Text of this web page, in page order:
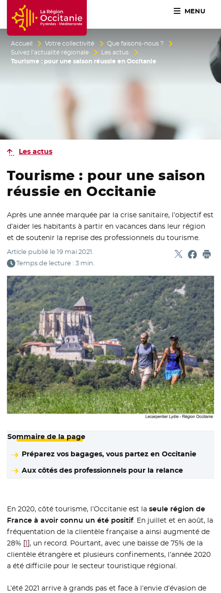
Accueil Région Occitanie / Pyrénées-Méditerranée
MENU
Accueil Votre collectivité
Que faisons-nous ?
Suivez l’actualité régionale
Les actus
Tourisme : pour une saison réussie en Occitanie
Les actus
Tourisme : pour une saison
réussie en Occitanie
Après une année marquée par la crise sanitaire, l’objectif est
d’aider les habitants à partir en vacances dans leur région
et de soutenir la reprise des professionnels du tourisme.
Article publié le19 mai 2021.
Temps de lecture : 3 min.
Partager
- Nouvelle
-
Sommaire de la page
Préparez vos bagages, vous partez en Occitanie
Aux côtés des professionnels pour la relance
En 2020, côté tourisme, l’Occitanie est laseule région de
France à avoir connu un été positif. En juillet et en août, la
fréquentation de la clientèle française a ainsi augmenté de
28% [1], un record. Pourtant, avec une baisse de 75% de la
clientèle étrangère et plusieurs confinements, l’année 2020
a été difficile pour le secteur touristique régional.
L’été 2021 arrive à grands pas et face à l’envie d’évasion de